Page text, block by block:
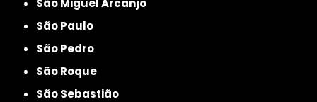
São Miguel Arcanjo
São Paulo
São Pedro
São Roque
São Sebastião